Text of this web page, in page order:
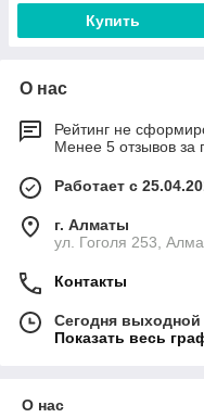
Купить
О нас
Рейтинг не
Менее 5 отзывов за
Работает с
г. Алматы
ул. Гоголя 253,
Контакты
Сегодня выходной
Показать весь
О нас